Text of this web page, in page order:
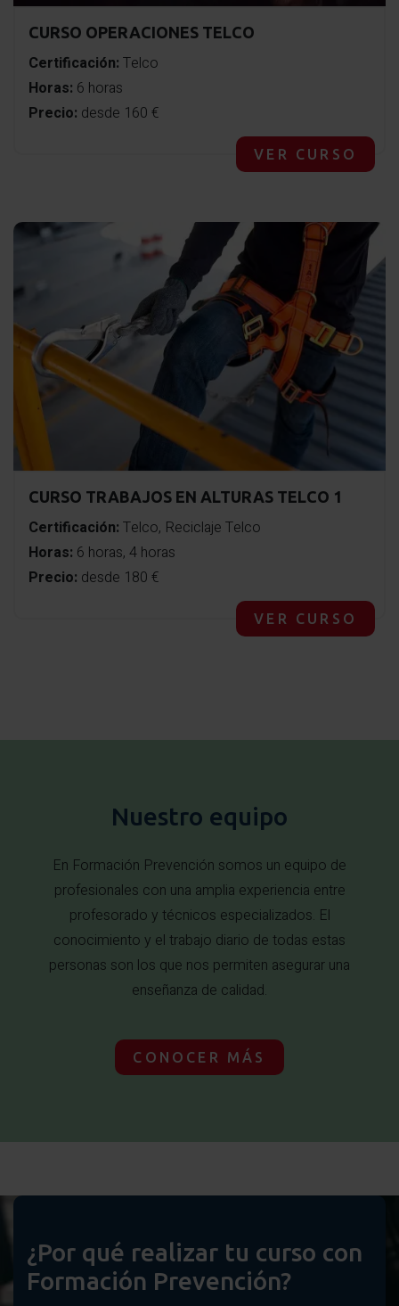
CURSO OPERACIONES TELCO
Certificación: Telco
Horas: 6 horas
Precio: desde 160 €
VER CURSO
CURSO TRABAJOS EN ALTURAS TELCO 1
Certificación: Telco, Reciclaje Telco
Horas: 6 horas, 4 horas
Precio: desde 180 €
VER CURSO
Nuestro equipo
En Formación Prevención somos un equipo de
profesionales con una amplia experiencia entre
profesorado y técnicos especializados. El
conocimiento y el trabajo diario de todas estas
personas son los que nos permiten asegurar una
enseñanza de calidad.
CONOCER MÁS
¿Por qué realizar tu curso con
Formación Prevención?